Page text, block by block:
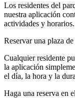
Los residentes del
nuestra aplicación
actividades y horarios.
Reservar una plaza
Cualquier residente
la aplicación
el día, la hora y la
Haga una reserva en